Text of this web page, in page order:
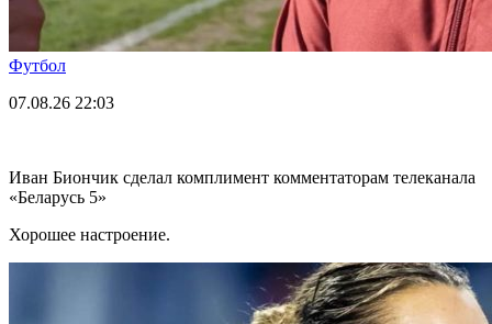
Футбол
07.08.26 22:03
Иван Биончик сделал комплимент комментаторам телеканала
«Беларусь 5»
Хорошее настроение.